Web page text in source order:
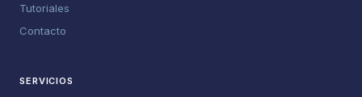
Tutoriales
Contacto
SERVICIOS